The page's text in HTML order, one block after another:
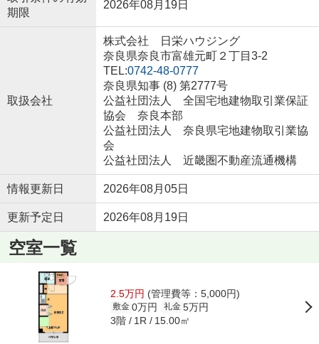
期限
2026年08月19日
取扱会社
株式会社 日栄ハウジング
奈良県奈良市富雄元町２丁目3-2
TEL:0742-48-0777
奈良県知事 (8) 第2777号
公益社団法人 全国宅地建物取引業保証
協会 奈良本部
公益社団法人 奈良県宅地建物取引業協
会
公益社団法人 近畿圏不動産流通機構
情報更新日 2026年08月05日
更新予定日 2026年08月19日
空室一覧
2.5万円 (管理費等：5,000円)
敷金 0万円 礼金 5万円
3階 1R 15.00㎡